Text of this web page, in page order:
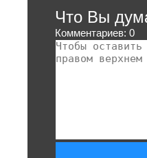
Что Вы
Комментариев: 0